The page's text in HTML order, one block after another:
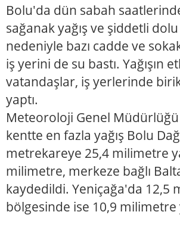
Bolu'da dün sabah
sağanak yağış ve şiddetli
nedeniyle bazı cadde ve
iş yerini de su bastı. Yağışın
vatandaşlar, iş yerlerinde
yaptı.
Meteoroloji Genel
kentte en fazla yağış Bolu
metrekareye 25,4 milimetre
milimetre, merkeze bağlı
kaydedildi. Yeniçağa'da 12,5
bölgesinde ise 10,9 milimetre